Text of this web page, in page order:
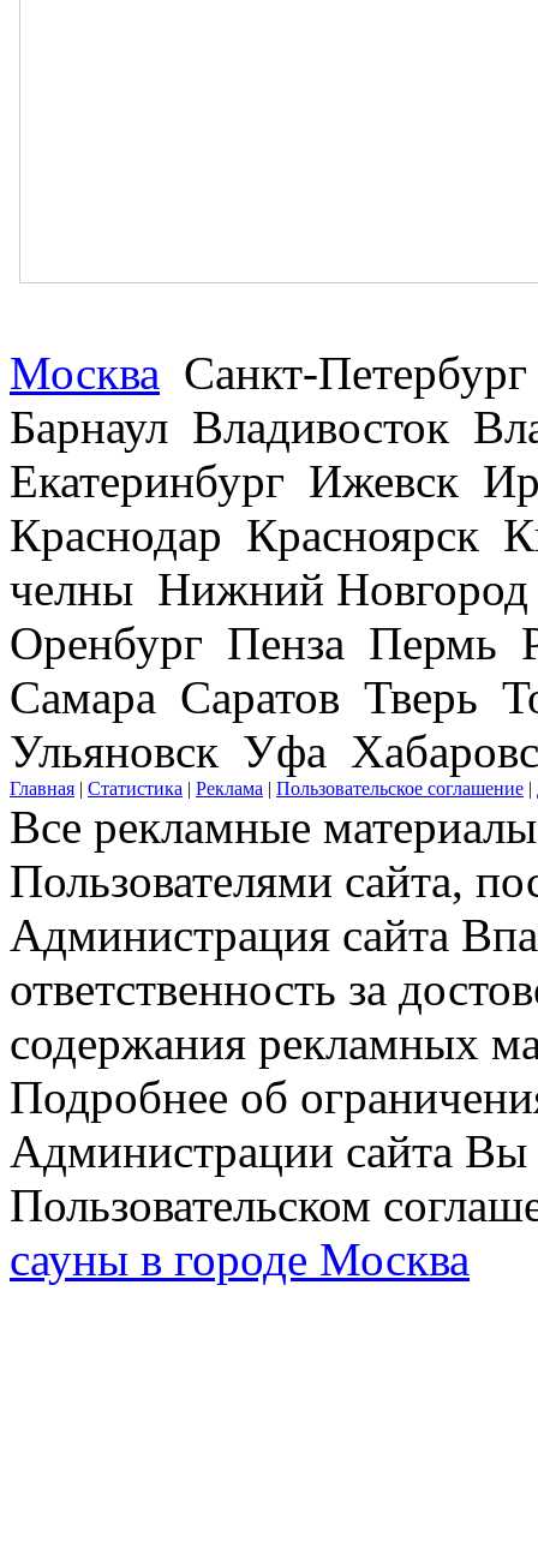
Москва Санкт-
Барнаул Владивосток
Екатеринбург Ижевск
Краснодар Красноярск
челны Нижний
Оренбург Пенза Пермь
Самара Саратов Тверь
Ульяновск Уфа
Главная | Статистика | Реклама | Пользовательское соглашение |
Все рекламные
Пользователями сайта,
Администрация сайта
ответственность за
содержания рекламных
Подробнее об
Администрации сайта Вы
Пользовательском
сауны в городе Москва